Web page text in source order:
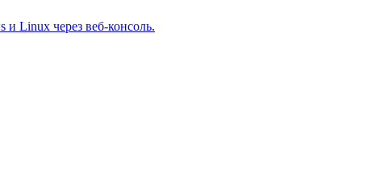
Linux через веб-консоль.